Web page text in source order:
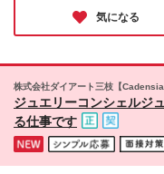
契約期間は
年で正
支給し
当を除
進手当
スショッピングプ
ランドです。 ※（変更の範囲）
勤務地 【店舗詳細】 https://www.star-
ドの接客
る…とても
気になる
株式会社ダイアート三枝【
ジュエリーコンシェルジ
る仕事です